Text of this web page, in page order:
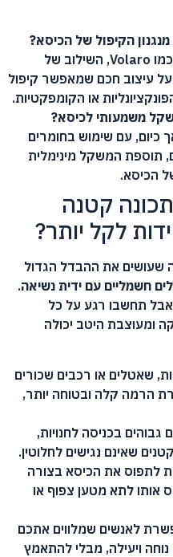
הקיפול של הכיסא?
בכיסאות מהדור החדש, כמו Volaro, השילוב של
על עיצוב חכם שמאפשר קיפול
או הקומפקטיות.
משמעותי לכיסא?
כיום, עם שימוש בחומרים
תוספת המשקל מינימלית
הכיסא.
קטנה
לקל יותר?
שעושים את ההבדל הגדול
חשמליים עם ידית נשיאה.
אבל תחשבו רגע על כל
ומעוצבת היטב יכולה
שאטלים או רכבים שכורים
הרמה קלה ובטוחה יותר,
גבוהים בכניסה לחנויות,
שאינם נגישים לחלוטין.
לתפוס את הכיסא בצורה
אותו לתא מטען צפוף או
לאנשים שמלווים אתכם
ויעילה, מבלי להתאמץ